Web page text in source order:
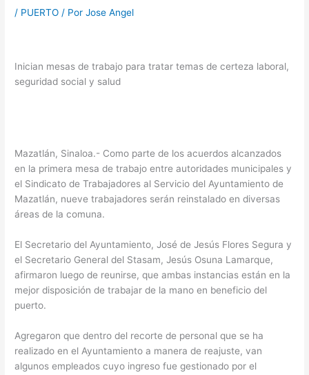
/ PUERTO / PorJose Angel
Inician mesas de trabajo para tratar temas de certeza laboral,
seguridad social y salud
Mazatlán, Sinaloa.- Como parte de los acuerdos alcanzados
en la primera mesa de trabajo entre autoridades municipales y
el Sindicato de Trabajadores al Servicio del Ayuntamiento de
Mazatlán, nueve trabajadores serán reinstalado en diversas
áreas de la comuna.
El Secretario del Ayuntamiento, José de Jesús Flores Segura y
el Secretario General del Stasam, Jesús Osuna Lamarque,
afirmaron luego de reunirse, que ambas instancias están en la
mejor disposición de trabajar de la mano en beneficio del
puerto.
Agregaron que dentro del recorte de personal que se ha
realizado en el Ayuntamiento a manera de reajuste, van
algunos empleados cuyo ingreso fue gestionado por el